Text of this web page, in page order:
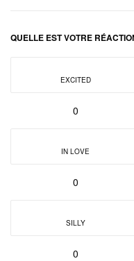
QUELLE EST VOTRE
EXCITED
0
IN LOVE
0
SILLY
0